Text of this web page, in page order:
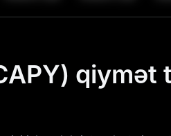
qiymət